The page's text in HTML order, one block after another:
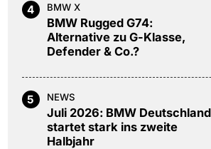
4 BMW X
BMW Rugged G74:
Alternative zu G-Klasse,
Defender & Co.?
5 NEWS
Juli 2026: BMW Deutschland
startet stark ins zweite
Halbjahr